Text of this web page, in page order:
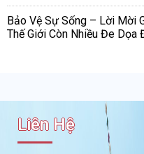
Bảo Vệ Sự Sống – Lời Mời
Thế Giới Còn Nhiều Đe Dọa
Liên Hệ